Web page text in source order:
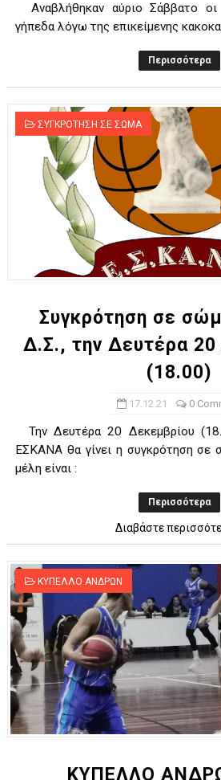
Αναβλήθηκαν αύριο Σάββατο
γήπεδα λόγω της επικείμενης
Περισσότερα
ΣΥΓΚΡΟΤΗΣΗ ΣΕ ΣΩΜΑ
Συγκρότηση σε
Δ.Σ., την Δευτέρα
(18.00)
17.12.21 0
Την Δευτέρα 20 Δεκεμβρίου
ΕΣΚΑΝΑ θα γίνει η συγκρότηση σε
μέλη είναι :
Περισσότερα
Διαβάστε
ΚΥΠΕΛΛΟ ΑΝΔΡΩΝ
ΚΥΠΕΛΛΟ